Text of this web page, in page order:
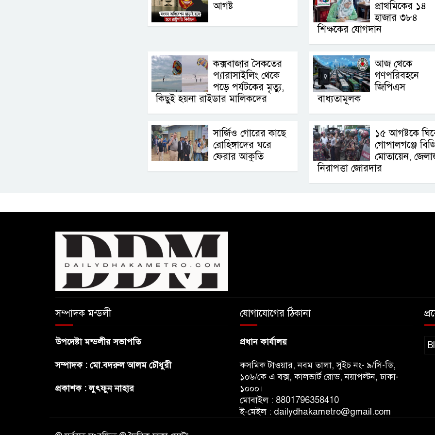
আগষ্ট
প্রাথমিকের ১৪
হাজার ৩৮৪
শিক্ষকের যোগদান
কক্সবাজার সৈকতের
প্যারাসাইলিং থেকে
পড়ে পর্যটকের মৃত্যু,
কিছুই হয়না রাইডার মালিকদের
আজ থেকে
গণপরিবহনে
জিপিএস
বাধ্যতামূলক
সার্জিও গোরের কাছে
রোহিঙ্গাদের ঘরে
ফেরার আকুতি
১৫ আগষ্টকে
গোপালগঞ্জে
মোতায়েন,
নিরাপত্তা জোরদার
সম্পাদক মন্ডলী
উপদেষ্টা মন্ডলীর সভাপতি
সম্পাদক : মো.বদরুল আলম চৌধুরী
প্রকাশক : লুৎফুন নাহার
যোগাযোগের ঠিকানা
প্রধান কার্যালয়
কসমিক টাওয়ার, নবম তালা, সুইচ নং- ৯/সি-ডি,
১০৬/কে এ বক্স, কালভার্ট রোড, নয়াপল্টন, ঢাকা-
১০০০।
মোবাইল : 8801796358410
ই-মেইল : dailydhakametro@gmail.com